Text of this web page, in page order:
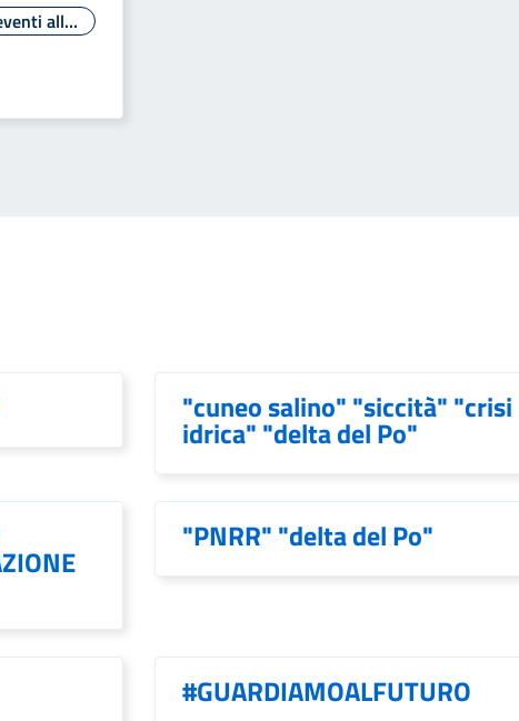
Seminario commemorativo degli eventi alluvionali nel Polesine del 1951 e 1956 nella ricorrenza del 65° e 50° anniversario
"cuneo salino" "siccità" "crisi
idrica" "delta del Po"
"PNRR" "delta del Po"
#GUARDIAMOALFUTURO